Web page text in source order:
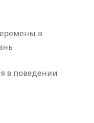
в
в поведении